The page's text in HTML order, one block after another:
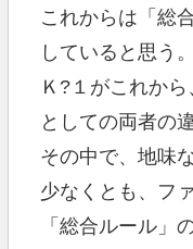
これからは「総
していると思う。
Ｋ?１がこれか
としての両者の
その中で、地味
少なくとも、フ
「総合ルール」